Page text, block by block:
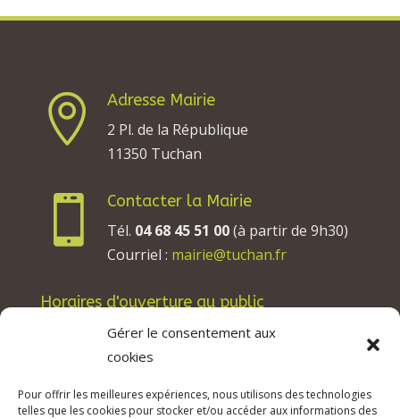
Gérer le consentement aux
cookies
Pour offrir les meilleures expériences, nous utilisons des technologies
telles que les cookies pour stocker et/ou accéder aux informations des

Adresse Mairie
2 Pl. de la République
11350 Tuchan

Contacter la Mairie
Tél. 04 68 45 51 00(à partir de 9h30)
Courriel : mairie@tuchan.fr
Horaires d'ouverture au public
Les lundis, mardis et jeudis : de 8h à 12h et de
13h30 à 17h30.
Les vendredis : de 8h à 12h.